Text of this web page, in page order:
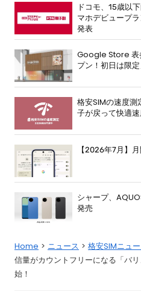
ドコモ、15歳以
マホデビュープ
発表
Google Store 表
プン！初日は限
格安SIMの速度
子が戻って快適
【2026年7月】
シャープ、
発売
Home ニュース 格安SIMニュ
信量がカウントフリーになる「バ
始！